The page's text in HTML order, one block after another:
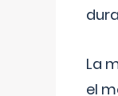
La
el